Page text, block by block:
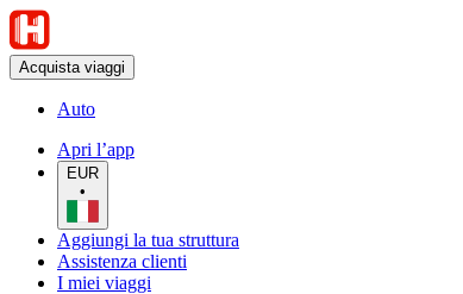
Acquista viaggi
Auto
Apri l’app
EUR
•
Aggiungi la tua struttura
Assistenza clienti
I miei viaggi